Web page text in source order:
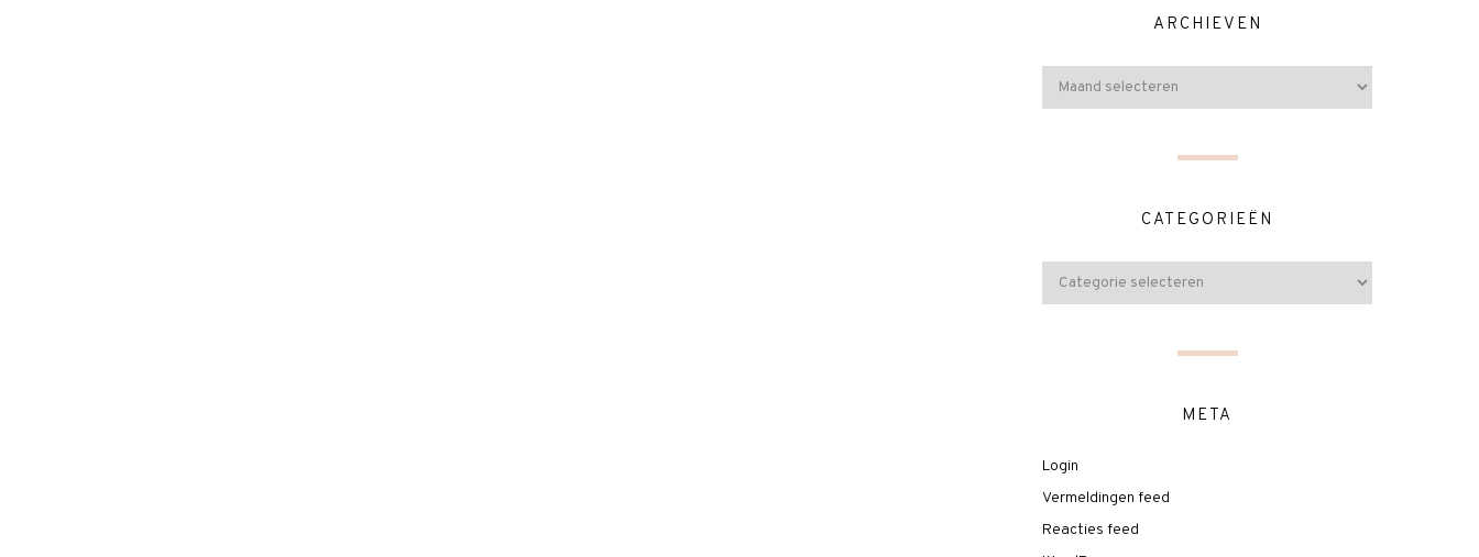
ARCHIEVEN
CATEGORIEËN
META
Login
Vermeldingen feed
Reacties feed